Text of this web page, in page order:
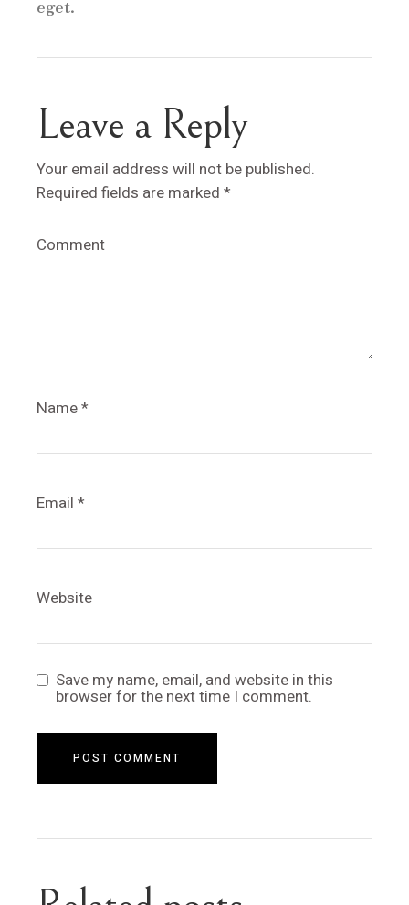
eget.
Leave a Reply
Your email address will not be published.
Required fields are marked*
Comment
Name*
Email*
Website
Save my name, email, and website in this
browser for the next time I comment.
POST COMMENT